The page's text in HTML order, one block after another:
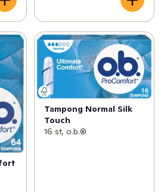
Tampong Normal Silk
Touch
16 st, o.b.®